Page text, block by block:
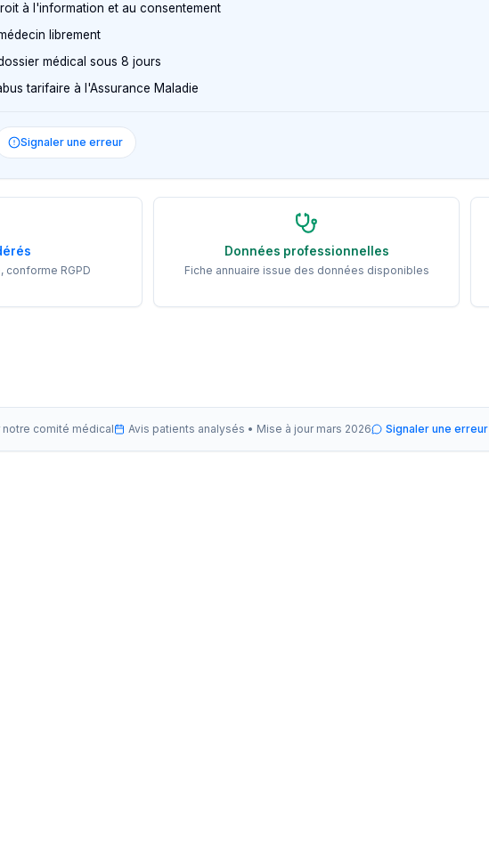
à l'information et au consentement
librement
médical sous 8 jours
tarifaire à l'Assurance Maladie
Signaler une erreur
conforme RGPD
Données professionnelles
Fiche annuaire issue des données disponibles
notre comité médical Avis patients analysés • Mise à jour mars 2026 Signaler une erreur